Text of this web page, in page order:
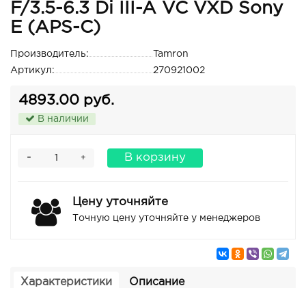
F/3.5-6.3 Di III-A VC VXD Sony
E (APS-C)
Производитель:
Tamron
Артикул:
270921002
4893.00 руб.
В наличии
+
- В корзину
Цену уточняйте
Точную цену уточняйте у менеджеров
Характеристики Описание